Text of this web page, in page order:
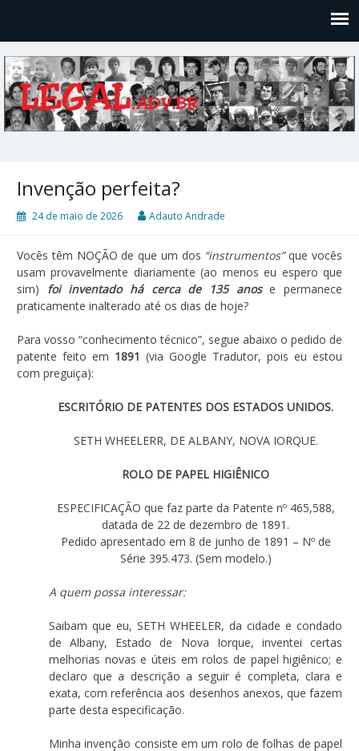
Invenção perfeita?
24 de maio de 2026 Adauto Andrade
Vocês têm NOÇÃO de que um dos “instrumentos”que vocês
usam provavelmente diariamente (ao menos eu espero que
sim) foi inventado há cerca de 135 anose permanece
praticamente inalterado até os dias de hoje?
Para vosso “conhecimento técnico”, segue abaixo o pedido de
patente feito em 1891 (via Google Tradutor, pois eu estou
com preguiça):
ESCRITÓRIO DE PATENTES DOS ESTADOS UNIDOS.
SETH WHEELERR, DE ALBANY, NOVA IORQUE.
ROLO DE PAPEL HIGIÊNICO
ESPECIFICAÇÃO que faz parte da Patente nº 465,588,
datada de 22 de dezembro de 1891.
Pedido apresentado em 8 de junho de 1891 – Nº de
Série 395.473. (Sem modelo.)
A quem possa interessar:
Saibam que eu, SETH WHEELER, da cidade e condado
de Albany, Estado de Nova Iorque, inventei certas
melhorias novas e úteis em rolos de papel higiênico; e
declaro que a descrição a seguir é completa, clara e
exata, com referência aos desenhos anexos, que fazem
parte desta especificação.
Minha invenção consiste em um rolo de folhas de papel